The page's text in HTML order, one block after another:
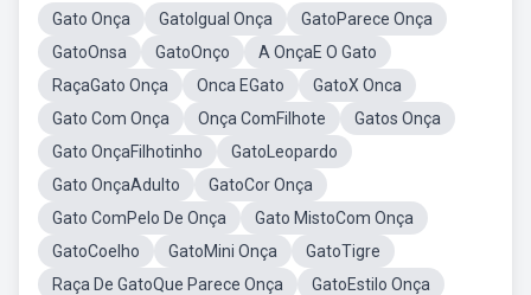
Gato Onça GatoIgual Onça
GatoParece Onça
GatoOnsa
GatoOnço
A OnçaE O Gato
RaçaGato Onça
Onca EGato
GatoX Onca
Gato Com Onça
Onça ComFilhote
Gatos Onça
Gato OnçaFilhotinho
GatoLeopardo
Gato OnçaAdulto
GatoCor Onça
Gato ComPelo De Onça
Gato MistoCom Onça
GatoCoelho
GatoMini Onça
GatoTigre
Raça De GatoQue Parece Onça
GatoEstilo Onça